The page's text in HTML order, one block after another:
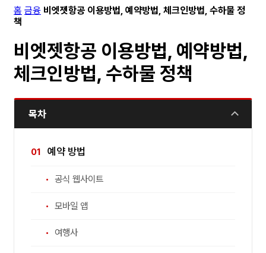
홈 금융 비엣젯항공 이용방법, 예약방법, 체크인방법, 수하물 정
책
비엣젯항공 이용방법, 예약방법,
체크인방법, 수하물 정책
목차
예약 방법
공식 웹사이트
모바일 앱
여행사